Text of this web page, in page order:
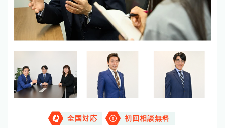
全国対応 初回相談無料